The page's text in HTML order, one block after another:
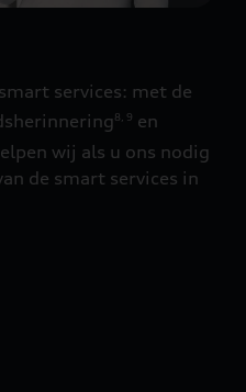
services: met de
8, 9 en
wij als u ons nodig
de smart services in